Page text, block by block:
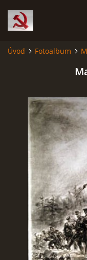
ČERNÁ KNIHA
ČERNÁ KNIHA
RUDÝ HLADOMOR:
KATYŇSKÝ MASAKR
OSTATNÍ ZLOČINY
ČERNÁ KNIHA
Úvod Fotoalbum